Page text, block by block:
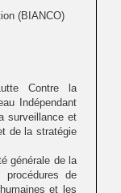
(BIANCO)
Contre la
Indépendant
surveillance et
de la stratégie
générale de la
de
et les